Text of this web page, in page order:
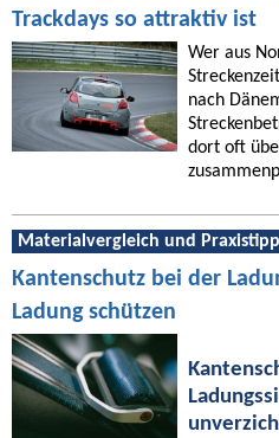
Trackdays so attraktiv ist
Wer aus
nach
dort oft
Materialvergleich und
Kantenschutz bei der
Ladung schützen